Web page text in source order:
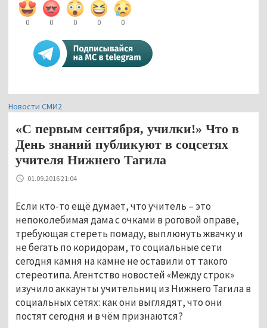
0 0 0 0 0
Новости СМИ2
«С первым сентября, училки!» Что в
День знаний публикуют в соцсетях
учителя Нижнего Тагила
01.09.2016 21:04
Если кто-то ещё думает, что учитель –это
непоколебимая дама с очками в роговой оправе,
требующая стереть помаду, выплюнуть жвачку и
не бегать по коридорам, то социальные сети
сегодня камня на камне не оставили от такого
стереотипа. Агентство новостей «Между строк»
изучило аккаунты учительниц из Нижнего Тагила в
социальных сетях: как они выглядят, что они
постят сегодня и в чём признаются?